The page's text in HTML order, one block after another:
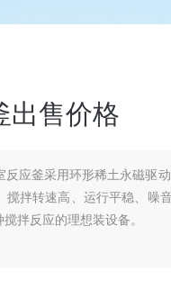
出售价格
反应釜采用环形稀土永磁驱
搅拌转速高、运行平稳、噪
拌反应的理想装设备。